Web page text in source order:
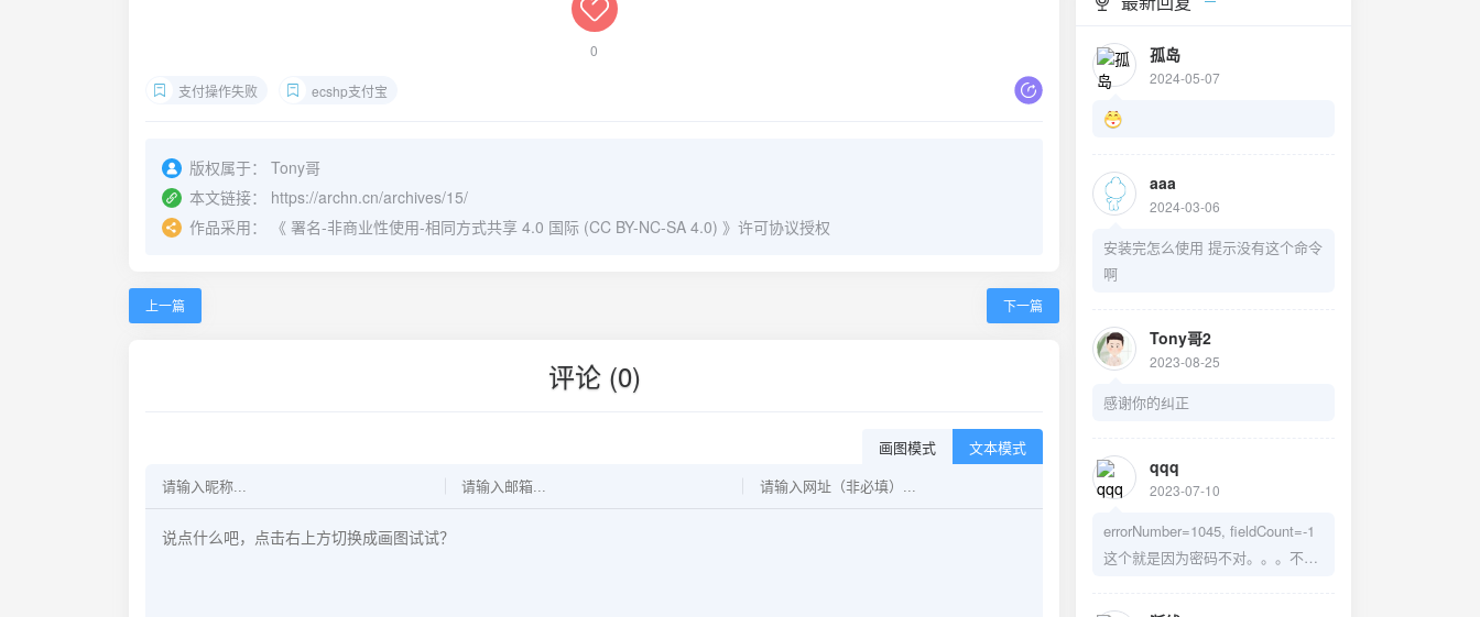
0
支付操作失败 ecshp支付宝
版权属于：
Tony哥
本文链接：
https://archn.cn/archives/15/
作品采用：
《 署名-非商业性使用-相同方式共享 4.0 国际 (CC BY-NC-SA 4.0) 》许可协议授权
上一篇 下一篇
评论 (0)
画图模式 文本模式
孤岛
2024-05-07
aaa
2024-03-06
安装完怎么使用 提示没有这个命令
啊
Tony哥2
2023-08-25
感谢你的纠正
qqq
2023-07-10
errorNumber=1045, fieldCount=-1
这个就是因为密码不对。。。不是